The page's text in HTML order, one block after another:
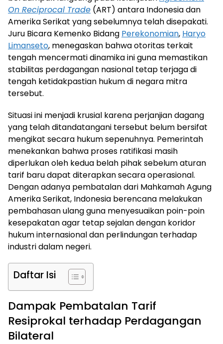
On Reciprocal Trade (ART) antara Indonesia dan
Amerika Serikat yang sebelumnya telah disepakati.
Juru Bicara Kemenko Bidang Perekonomian, Haryo
Limanseto, menegaskan bahwa otoritas terkait
tengah mencermati dinamika ini guna memastikan
stabilitas perdagangan nasional tetap terjaga di
tengah ketidakpastian hukum di negara mitra
tersebut.
Situasi ini menjadi krusial karena perjanjian dagang
yang telah ditandatangani tersebut belum bersifat
mengikat secara hukum sepenuhnya. Pemerintah
menekankan bahwa proses ratifikasi masih
diperlukan oleh kedua belah pihak sebelum aturan
tarif baru dapat diterapkan secara operasional.
Dengan adanya pembatalan dari Mahkamah Agung
Amerika Serikat, Indonesia berencana melakukan
pembahasan ulang guna menyesuaikan poin-poin
kesepakatan agar tetap sejalan dengan koridor
hukum internasional dan perlindungan terhadap
industri dalam negeri.
Daftar Isi
Dampak Pembatalan Tarif
Resiprokal terhadap Perdagangan
Bilateral